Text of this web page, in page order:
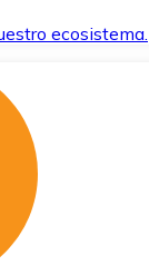
ecosistema.